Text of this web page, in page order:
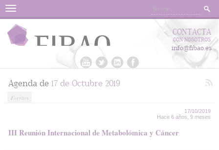
Menu
CONTACTA
CON NOSOTROS
info@fibao.es
Agenda de 17 de Octubre 2019
Eventos
17/10/2019
Hace 6 años, 9 meses
III Reunión Internacional de Metabolómica y Cáncer